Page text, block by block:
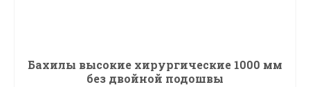
Бахилы высокие хирургические 1000 мм
без двойной подошвы